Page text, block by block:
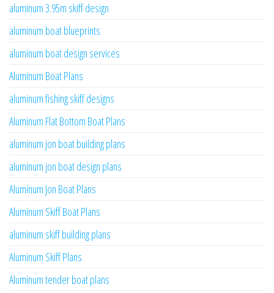
aluminum 3.95m skiff design
aluminum boat blueprints
aluminum boat design services
Aluminum Boat Plans
aluminum fishing skiff designs
Aluminum Flat Bottom Boat Plans
aluminum jon boat building plans
aluminum jon boat design plans
Aluminum Jon Boat Plans
Aluminum Skiff Boat Plans
aluminum skiff building plans
Aluminum Skiff Plans
Aluminum tender boat plans